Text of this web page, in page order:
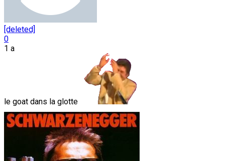
[deleted]
0
1 a
le goat dans la glotte